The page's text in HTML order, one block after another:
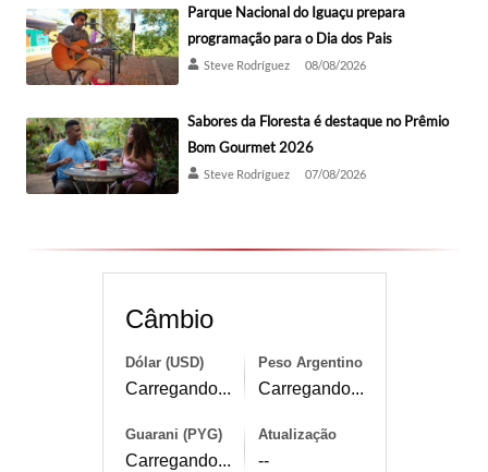
Parque Nacional do Iguaçu prepara
programação para o Dia dos Pais
Steve Rodríguez 08/08/2026
Sabores da Floresta é destaque no Prêmio
Bom Gourmet 2026
Steve Rodríguez 07/08/2026
Câmbio
Dólar (USD)
Carregando...
Peso Argentino
Carregando...
Guarani (PYG)
Carregando...
Atualização
--